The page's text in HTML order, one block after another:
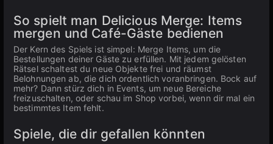
So spielt man Delicious Merge: Items
mergen und Café-Gäste bedienen
Der Kern des Spiels ist simpel: Merge Items, um die
Bestellungen deiner Gäste zu erfüllen. Mit jedem gelösten
Rätsel schaltest du neue Objekte frei und räumst
Belohnungen ab, die dich ordentlich voranbringen. Bock auf
mehr? Dann stürz dich in Events, um neue Bereiche
freizuschalten, oder schau im Shop vorbei, wenn dir mal ein
bestimmtes Item fehlt.
Spiele, die dir gefallen könnten